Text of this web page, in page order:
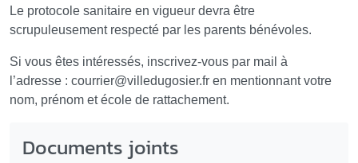
Le protocole sanitaire en vigueur devra être
scrupuleusement respecté par les parents bénévoles.
Si vous êtes intéressés, inscrivez-vous par mail à
l’adresse : courrier@villedugosier.fr en mentionnant votre
nom, prénom et école de rattachement.
Documents joints